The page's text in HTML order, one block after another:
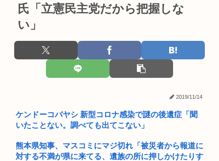
ぼく「いい歳だし日本酒でも飲んでみるか」→「 まっ
真っ先...
高市総書記に逆らった財務官僚、左遷されるwww
きゃりーぱみゅぱみゅ、本名が「桐子」だと公表
【画像】風俗に行くとこういう恵体メロン乳(35)を指名してし
【動画】女さん「男が使ってたらドン引きする財布がこれ！」
【高額療養費】パブコメに5千件 負担増巡り反対殺到
ネトウヨ「高市さんは人工関節なんだ！膝をついて被災者の話
【衝撃】ジャンプストアで大量注文→キャンセルを繰り返した
氏「立憲民主党だから把握しな
い」
2019/11/14
ケンドーコバヤシ 新型コロナ感染で謎の後遺症「聞
いたことない。調べても出てこない」
熊本県知事、マスコミにマジ切れ「被災者から報道に
対する不満が県に来てる、遺族の所に押しかけたりす